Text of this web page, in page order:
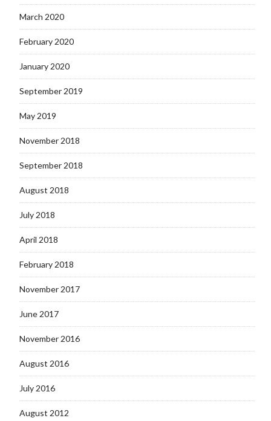
March 2020
February 2020
January 2020
September 2019
May 2019
November 2018
September 2018
August 2018
July 2018
April 2018
February 2018
November 2017
June 2017
November 2016
August 2016
July 2016
August 2012